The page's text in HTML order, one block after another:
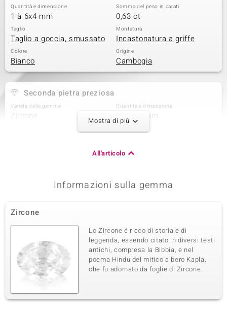
Quantità e dimensione
1 à 6x4 mm
Somma del peso in carati
0,63 ct
Taglio
Taglio a goccia, smussato
Montatura
Incastonatura a griffe
Colore
Bianco
Origine
Cambogia
Seconda pietra preziosa
Varietà delle gemme
Zircone
Quantità e dimensione
2 à 4x3 mm
Origine
Zircone
Somma del peso in carati Taglio
Taglio rotondo
Montatura
Incastonatura a griffe
Origine
Cambogia
Mostra di più
All'articolo
Informazioni sulla gemma
Zircone
Lo Zircone é ricco di storia e di
leggenda, essendo citato in diversi testi
antichi, compresa la Bibbia, e nel
poema Hindu del mitico albero Kapla,
che fu adornato da foglie di Zircone.